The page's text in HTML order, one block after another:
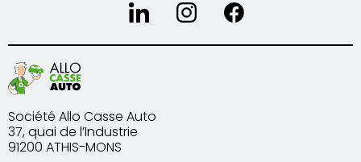
Société Allo Casse Auto
37, quai de l’Industrie
91200 ATHIS-MONS